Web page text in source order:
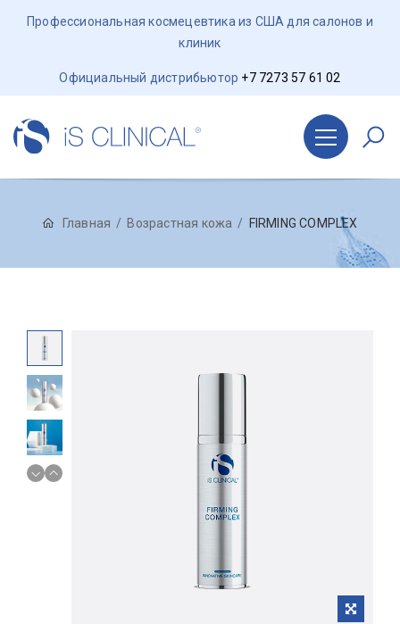
Профессиональная космецевтика из США для салонов и
клиник
Официальный дистрибьютор +7 7273 57 61 02
Главная Возрастная кожа FIRMING COMPLEX